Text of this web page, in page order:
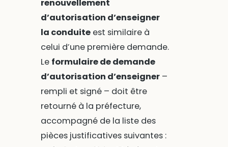
renouvellement
d’autorisation d’enseigner
la conduiteest similaire à
celui d’une première demande.
Le formulaire de demande
d’autorisation d’enseigner–
rempli et signé – doit être
retourné à la préfecture,
accompagné de la liste des
pièces justificatives suivantes :